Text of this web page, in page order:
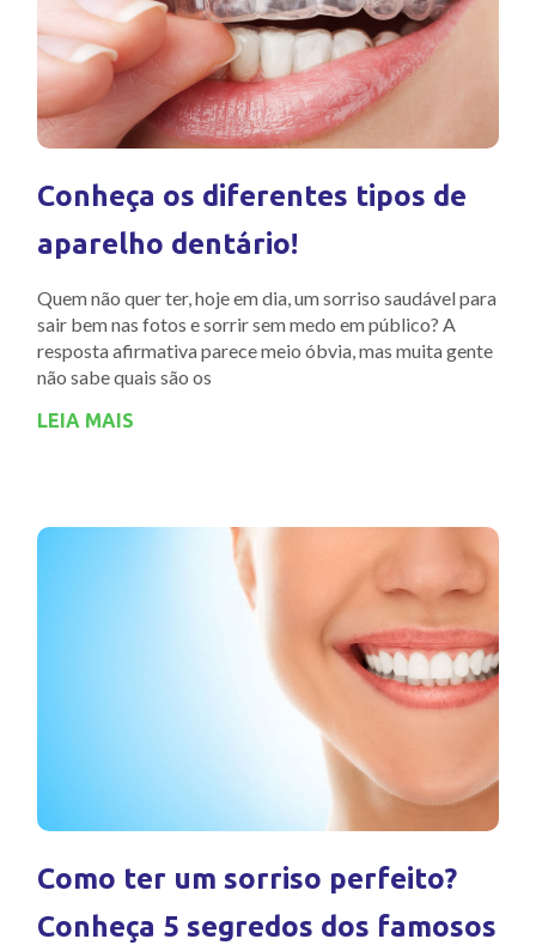
Conheça os diferentes tipos de
aparelho dentário!
Quem não quer ter, hoje em dia, um sorriso saudável para
sair bem nas fotos e sorrir sem medo em público? A
resposta afirmativa parece meio óbvia, mas muita gente
não sabe quais são os
LEIA MAIS
Como ter um sorriso perfeito?
Conheça 5 segredos dos famosos